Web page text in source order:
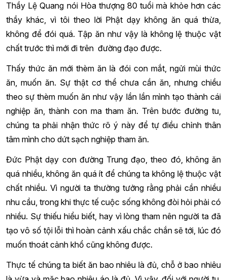
Thầy Lệ Quang nói Hòa thượng 80 tuổi mà khỏe hơn các
thầy khác, vì tôi theo lời Phật dạy không ăn quá thừa,
không để đói quá. Tập ăn như vậy là không lệ thuộc vật
chất trước thì mới đi trên đường đạo được.
Thấy thức ăn mới thèm ăn là đói con mắt, ngửi mùi thức
ăn, muốn ăn. Sự thật cơ thể chưa cần ăn, nhưng chiều
theo sự thèm muốn ăn như vậy lần lần mình tạo thành cái
nghiệp ăn, thành con ma tham ăn. Trên bước đường tu,
chúng ta phải nhận thức rõ ý này để tự điều chỉnh thân
tâm mình cho dứt sạch nghiệp tham ăn.
Đức Phật dạy con đường Trung đạo, theo đó, không ăn
quá nhiều, không ăn quá ít để chúng ta không lệ thuộc vật
chất nhiều. Vì người ta thường tưởng rằng phải cần nhiều
nhu cầu, trong khi thực tế cuộc sống không đòi hỏi phải có
nhiều. Sự thiếu hiểu biết, hay vì lòng tham nên người ta đã
tạo vô số tội lỗi thì hoàn cảnh xấu chắc chắn sẽ tới, lúc đó
muốn thoát cảnh khổ cũng không được.
Thực tế chúng ta biết ăn bao nhiêu là đủ, chỗ ở bao nhiêu